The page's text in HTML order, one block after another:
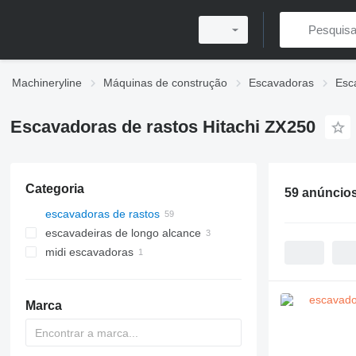
Machineryline Máquinas de construção Escavadoras
Escavadoras de rastos Hitachi ZX250
Categoria
escavadoras de rastos
escavadeiras de longo alcance
midi escavadoras
Marca
59